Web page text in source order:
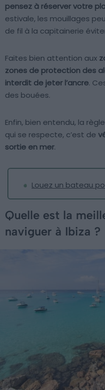
pensez à réserver votre
estivale, les mouillages
de fil à la capitainerie
Faites bien attention aux
zones de protection des
interdit de jeter l’ancre.
des bouées.
Enfin, bien entendu, la
qui se respecte, c’est de
sortie en mer.
Louez un bateau
Quelle est la
naviguer à Ibiza ?